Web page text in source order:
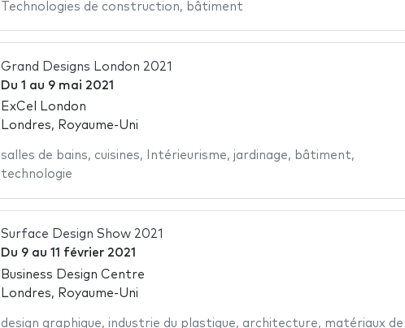
Technologies de construction, bâtiment
Grand Designs London 2021
Du 1 au 9 mai 2021
ExCel London
Londres, Royaume-Uni
salles de bains, cuisines, Intérieurisme, jardinage, bâtiment,
technologie
Surface Design Show 2021
Du 9au 11 février 2021
Business Design Centre
Londres, Royaume-Uni
design graphique, industrie du plastique, architecture, matériaux de